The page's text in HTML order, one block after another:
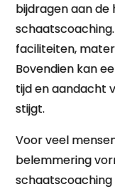
bijdragen aan de
faciliteiten,
Bovendien kan
tijd en aandacht
stijgt.
Voor veel
belemmering